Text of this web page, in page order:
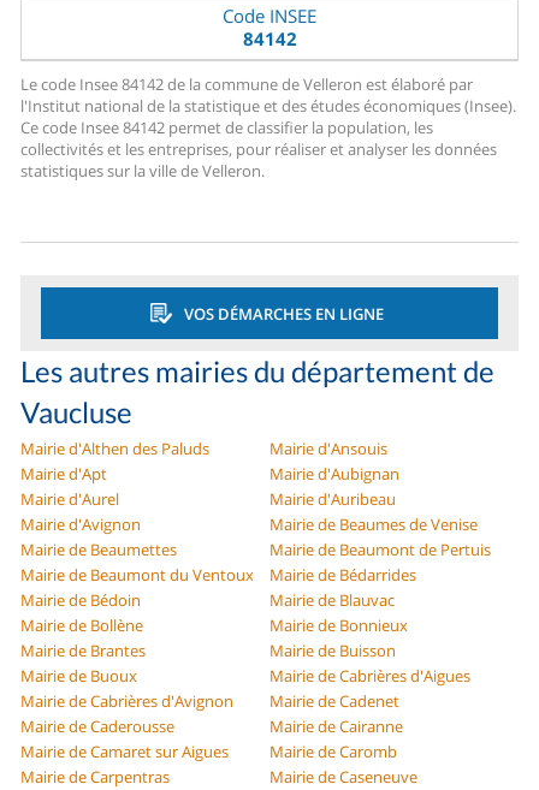
Code INSEE
84142
Le code Insee 84142 de la commune de Velleron est élaboré par
l'Institut national de la statistique et des études économiques (Insee).
Ce code Insee 84142 permet de classifier la population, les
collectivités et les entreprises, pour réaliser et analyser les données
statistiques sur la ville de Velleron.
VOS DÉMARCHES EN LIGNE
Les autres mairies du département de
Vaucluse
Mairie d'Althen des Paluds
Mairie d'Ansouis
Mairie d'Apt
Mairie d'Aubignan
Mairie d'Aurel
Mairie d'Auribeau
Mairie d'Avignon
Mairie de Beaumes de Venise
Mairie de Beaumettes
Mairie de Beaumont de Pertuis
Mairie de Beaumont du Ventoux
Mairie de Bédarrides
Mairie de Bédoin
Mairie de Blauvac
Mairie de Bollène
Mairie de Bonnieux
Mairie de Brantes
Mairie de Buisson
Mairie de Buoux
Mairie de Cabrières d'Aigues
Mairie de Cabrières d'Avignon
Mairie de Cadenet
Mairie de Caderousse
Mairie de Cairanne
Mairie de Camaret sur Aigues
Mairie de Caromb
Mairie de Carpentras
Mairie de Caseneuve